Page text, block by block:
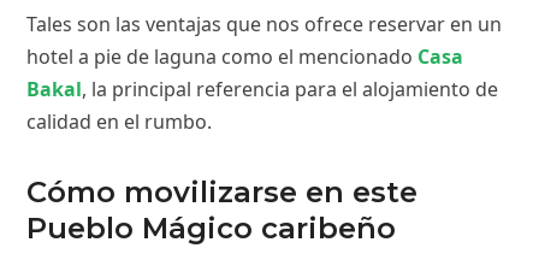
Tales son las ventajas que nos ofrece reservar en un
hotel a pie de laguna como el mencionado Casa
Bakal, la principal referencia para el alojamiento de
calidad en el rumbo.
Cómo movilizarse en este
Pueblo Mágico caribeño